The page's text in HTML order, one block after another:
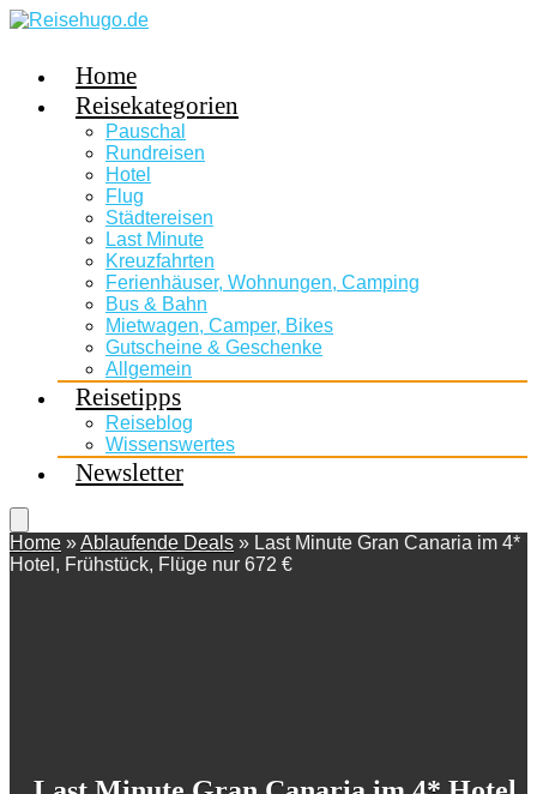
Home
Reisekategorien
Pauschal
Rundreisen
Hotel
Flug
Städtereisen
Last Minute
Kreuzfahrten
Ferienhäuser, Wohnungen, Camping
Bus & Bahn
Mietwagen, Camper, Bikes
Gutscheine & Geschenke
Allgemein
Reisetipps
Reiseblog
Wissenswertes
Newsletter
Home »Ablaufende Deals » Last Minute Gran Canaria im 4*
Hotel, Frühstück, Flüge nur 672 €